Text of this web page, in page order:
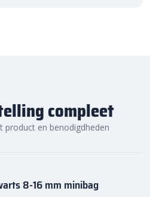
compleet
product en benodigdheden
8-16 mm minibag